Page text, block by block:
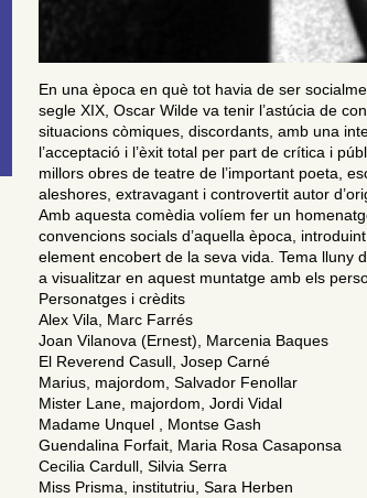
En una època en què tot havia de ser
segle XIX, Oscar Wilde va tenir l’astúcia de
situacions còmiques, discordants, amb una
l’acceptació i l’èxit total per part de crítica i
millors obres de teatre de l’important poeta,
aleshores, extravagant i controvertit autor
Amb aquesta comèdia volíem fer un
convencions socials d’aquella època,
element encobert de la seva vida. Tema lluny
a visualitzar en aquest muntatge amb els
Personatges i crèdits
Alex Vila, Marc Farrés
Joan Vilanova (Ernest), Marcenia Baques
El Reverend Casull, Josep Carné
Marius, majordom, Salvador Fenollar
Mister Lane, majordom, Jordi Vidal
Madame Unquel , Montse Gash
Guendalina Forfait, Maria Rosa Casaponsa
Cecilia Cardull, Silvia Serra
Miss Prisma, institutriu, Sara Herben